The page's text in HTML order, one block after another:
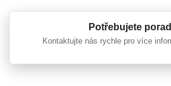
Potřebujete
Kontaktujte nás rychle pro více